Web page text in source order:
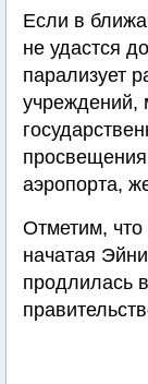
Если в
не удастся
парализует
учреждений,
аэропорта,
Отметим, что
начатая
продлилась